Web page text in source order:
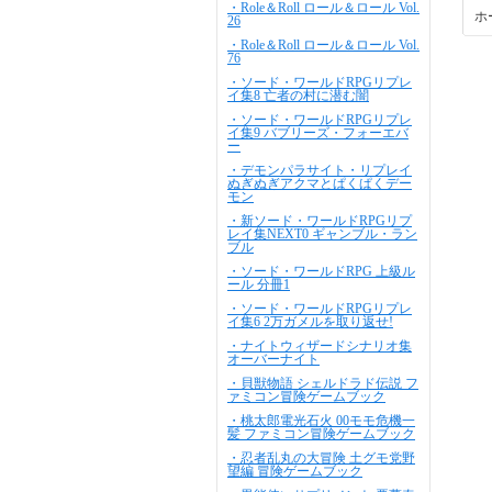
・Role＆Roll ロール＆ロール Vol.
26
・Role＆Roll ロール＆ロール Vol.
76
・ソード・ワールドRPGリプレ
イ集8 亡者の村に潜む闇
・ソード・ワールドRPGリプレ
イ集9 バブリーズ・フォーエバ
ー
・デモンパラサイト・リプレイ
ぬぎぬぎアクマとぱくぱくデー
モン
・新ソード・ワールドRPGリプ
レイ集NEXT0 ギャンブル・ラン
ブル
・ソード・ワールドRPG 上級ル
ール 分冊1
・ソード・ワールドRPGリプレ
イ集6 2万ガメルを取り返せ!
・ナイトウィザードシナリオ集
オーバーナイト
・貝獣物語 シェルドラド伝説 フ
ァミコン冒険ゲームブック
・桃太郎電光石火 00モモ危機一
髪 ファミコン冒険ゲームブック
・忍者乱丸の大冒険 土グモ党野
望編 冒険ゲームブック
ホ